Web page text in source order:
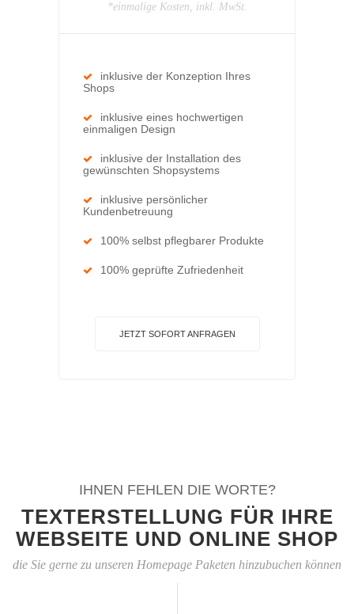
*einmalige Kosten, inkl. MwSt.
inklusive der Konzeption Ihres
Shops
inklusive eines hochwertigen
einmaligen Design
inklusive der Installation des
gewünschten Shopsystems
inklusive persönlicher
Kundenbetreuung
100% selbst pflegbarer Produkte
100% geprüfte Zufriedenheit
JETZT SOFORT ANFRAGEN
IHNEN FEHLEN DIE WORTE?
TEXTERSTELLUNG FÜR IHRE
WEBSEITE UND ONLINE SHOP
die Sie gerne zu unseren Homepage Paketen hinzubuchen können